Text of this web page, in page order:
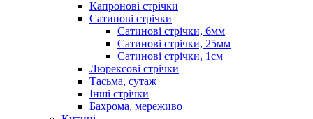
Капронові стрічки
Сатинові стрічки
Сатинові стрічки, 6мм
Сатинові стрічки, 25мм
Сатинові стрічки, 1см
Люрексові стрічки
Тасьма, сутаж
Інші стрічки
Бахрома, мереживо